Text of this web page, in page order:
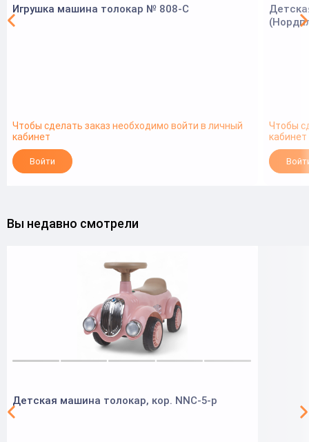
Игрушка машина толокар № 808-С
Чтобы сделать заказ необходимо войти в личный
кабинет
Войти
Чтобы
кабинет
Вы недавно смотрели
Детская машина толокар, кор. NNC-5-р